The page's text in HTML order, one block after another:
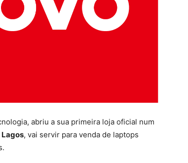
abriu a sua primeira loja oficial num
Lagos, vai servir para venda de laptops